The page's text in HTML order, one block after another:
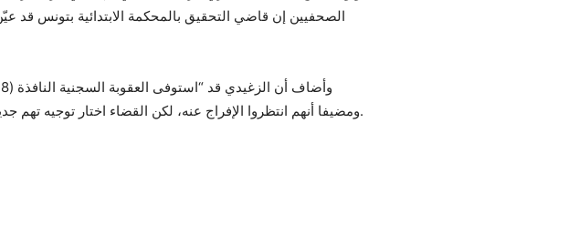
ومضيفا أنهم انتظروا الإفراج عنه، لكن القضاء اختار توجيه تهم جديدة وخطيرة له تتعلّق بتبييض الأموال، حسب قوله.